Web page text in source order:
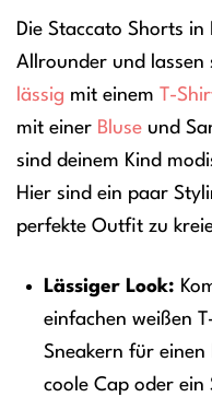
Die Staccato Shorts
Allrounder und lassen
lässig mit einem T-
mit einer Bluse und
sind deinem Kind
Hier sind ein paar
perfekte Outfit zu
Lässiger Look:
einfachen weißen
Sneakern für
coole Cap oder